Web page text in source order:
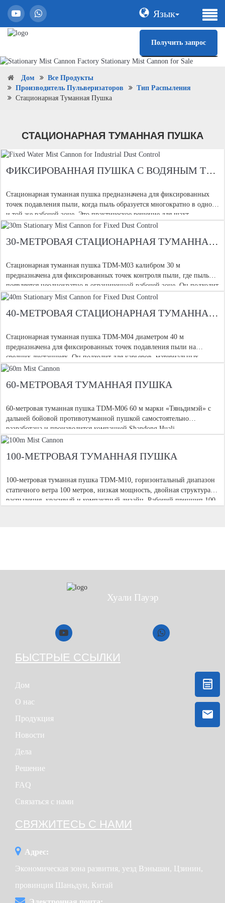
Язык
Получить запрос
Дом
Все Продукты
Производитель Пульверизаторов
Тип Распыления
Стационарная Туманная Пушка
СТАЦИОНАРНАЯ ТУМАННАЯ ПУШКА
ФИКСИРОВАННАЯ ПУШКА С ВОДЯНЫМ ТУМАНОМ ДЛЯ ПРОМЫШЛЕННОГО КОНТРОЛЯ ПЫЛИ
Стационарная туманная пушка предназначена для фиксированных
точек подавления пыли, когда пыль образуется многократно в одной
и той же рабочей зоне. Это практическое решение для шахт,
карьеров, угольных складов, материальных складов, дробления и
30-МЕТРОВАЯ СТАЦИОНАРНАЯ ТУМАННАЯ ПУШКА ДЛЯ ФИКСИРОВАННОГО КОНТРОЛЯ ПЫЛИ
Стационарная туманная пушка TDM-M03 калибром 30 м
предназначена для фиксированных точек контроля пыли, где пыль
появляется неоднократно в ограниченной рабочей зоне. Он подходит
для входов на площадки, погрузочных точек, рабочих площадок в
40-МЕТРОВАЯ СТАЦИОНАРНАЯ ТУМАННАЯ ПУШКА ДЛЯ ФИКСИРОВАННОГО КОНТРОЛЯ ПЫЛИ
Стационарная туманная пушка TDM-M04 диаметром 40 м
предназначена для фиксированных точек подавления пыли на
средних дистанциях. Он подходит для карьеров, материальных
складов, границ строительных площадок, погрузочных площадок,
60-МЕТРОВАЯ ТУМАННАЯ ПУШКА
60-метровая туманная пушка TDM-M06 60 м марки «Тяньдимэй» с
дальней бойовой противотуманной пушкой самостоятельно
разработана и производится компанией Shandong Huali
Electromechanical Co., Ltd. 60-метровая пушка водяного тумана,
100-МЕТРОВАЯ ТУМАННАЯ ПУШКА
100-метровая туманная пушка TDM-M10, горизонтальный диапазон
статичного ветра 100 метров, низкая мощность, двойная структура
распыления, красивый и компактный дизайн. Рабочий принцип 100-
Хуали Пауэр
БЫСТРЫЕ ССЫЛКИ
Дом
О нас
Продукция
Новости
Дела
Решение
FAQ
Связаться с нами
СВЯЖИТЕСЬ С НАМИ
Адрес:
Экономическая зона развития, уезд Вэньшан, Цзинин,
провинция Шаньдун, Китай